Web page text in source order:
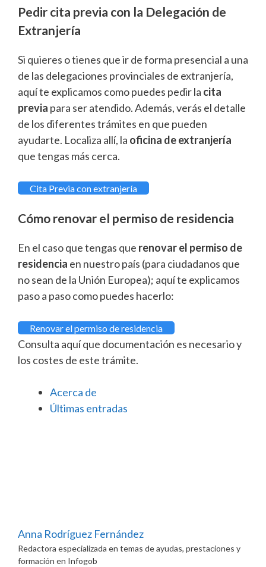
Pedir cita previa con la Delegación de
Extranjería
Si quieres o tienes que ir de forma presencial a una
de las delegaciones provinciales de extranjería,
aquí te explicamos como puedes pedir la cita
previa para ser atendido. Además, verás el detalle
de los diferentes trámites en que pueden
ayudarte. Localiza allí, la oficina de extranjería
que tengas más cerca.
Cita Previa con extranjería
Cómo renovar el permiso de residencia
En el caso que tengas que renovar el permiso de
residencia en nuestro país (para ciudadanos que
no sean de la Unión Europea); aquí te explicamos
paso a paso como puedes hacerlo:
Renovar el permiso de residencia
Consulta aquí que documentación es necesario y
los costes de este trámite.
Acerca de
Últimas entradas
Anna Rodríguez Fernández
Redactora especializada en temas de ayudas, prestaciones y
formación en Infogob